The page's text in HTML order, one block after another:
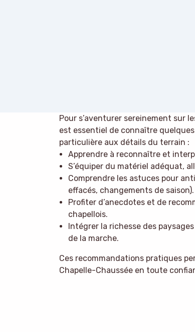
Pour s’aventurer sereinement sur
est essentiel de connaître
particulière aux détails du terrain :
Apprendre à reconnaître et
S’équiper du matériel adéquat,
Comprendre les astuces pour
effacés, changements de saison).
Profiter d’anecdotes et de
chapellois.
Intégrer la richesse des
de la marche.
Ces recommandations pratiques
Chapelle-Chaussée en toute